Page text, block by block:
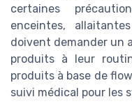
certaines
enceintes,
doivent demander un
produits à leur
produits à base de
suivi médical pour les